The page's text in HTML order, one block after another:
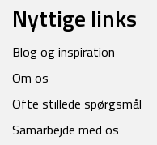
Nyttige links
Blog og inspiration
Om os
Ofte stillede spørgsmål
Samarbejde med os